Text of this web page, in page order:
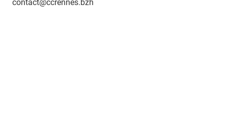
contact@ccrennes.bzh